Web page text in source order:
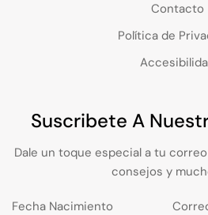
Contacto
Política de
Suscribete A
Dale un toque especial a tu
consejos y
Fecha Nacimiento